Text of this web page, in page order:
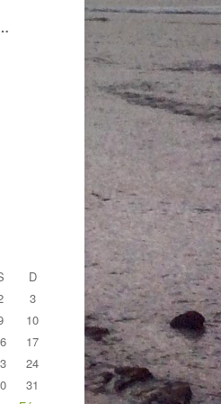
D
3
10
17
24
31